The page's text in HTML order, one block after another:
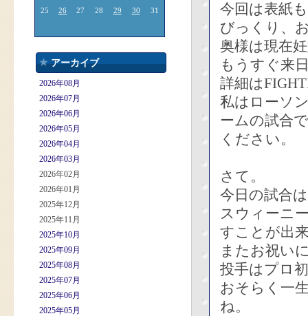
25
26 27 28 29 30 31
アーカイブ
2026年08月
2026年07月
2026年06月
2026年05月
2026年04月
2026年03月
2026年02月
2026年01月
2025年12月
2025年11月
2025年10月
2025年09月
2025年08月
2025年07月
2025年06月
2025年05月
今回は表紙
びっくり、
奥様は現在
もうすぐ来
詳細は
私はローソ
ームの試合
ください。
さて。
今日の試合
スウィーニ
すことが出
またお祝い
投手はプロ
おそらく一
ね。